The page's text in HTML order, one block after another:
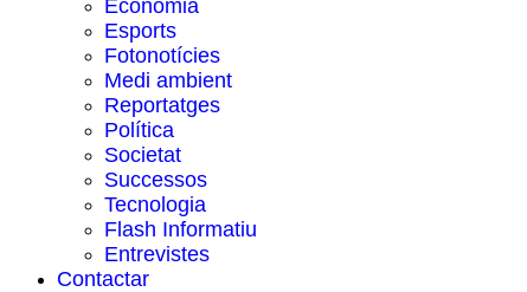
Economia
Esports
Fotonotícies
Medi ambient
Reportatges
Política
Societat
Successos
Tecnologia
Flash Informatiu
Entrevistes
Contactar